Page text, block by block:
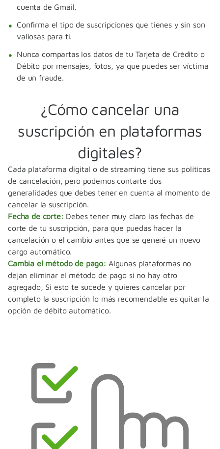
cuenta de Gmail.
Confirma el tipo de suscripciones que tienes y sin son
valiosas para ti.
Nunca compartas los datos de tu Tarjeta de Crédito o
Débito por mensajes, fotos, ya que puedes ser víctima
de un fraude.
¿Cómo cancelar una
suscripción en plataformas
digitales?
Cada plataforma digital o de streaming tiene sus políticas
de cancelación, pero podemos contarte dos
generalidades que debes tener en cuenta al momento de
cancelar la suscripción.
Fecha de corte: Debes tener muy claro las fechas de
corte de tu suscripción, para que puedas hacer la
cancelación o el cambio antes que se generé un nuevo
cargo automático.
Cambia el método de pago: Algunas plataformas no
dejan eliminar el método de pago si no hay otro
agregado, Si esto te sucede y quieres cancelar por
completo la suscripción lo más recomendable es quitar la
opción de débito automático.